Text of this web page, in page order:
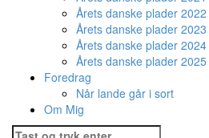
Årets danske plader 2022
Årets danske plader 2023
Årets danske plader 2024
Årets danske plader 2025
Foredrag
Når lande går i sort
Om Mig
Søg